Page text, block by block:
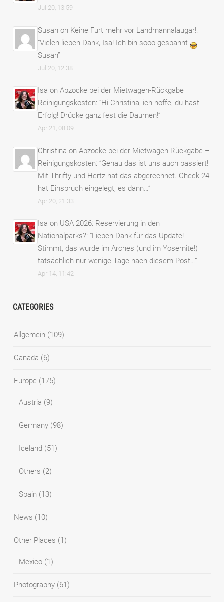
Jul 20, 13:59
Susan on Keine Furt mehr vor Landmannalaugar!:
“Vielen lieben Dank, Isa! Ich bin sooo gespannt
Susan”
Jul 20, 12:38
Isa onAbzocke bei der Mietwagen-Rückgabe –
Reinigungskosten: “Hi Christina, ich hoffe, du hast
Erfolg! Drücke ganz fest die Daumen!”
Apr 21, 08:09
Christina onAbzocke bei der Mietwagen-Rückgabe –
Reinigungskosten: “Genau das ist uns auch passiert!
Mit Thrifty und Hertz hat das abgerechnet. Check 24
hat Einspruch eingelegt, es dann…”
Apr 20, 21:33
Isa on USA 2026: Reservierung in den
Nationalparks?: “Lieben Dank für das Update!
Stimmt, das wurde im Arches (und im Yosemite!)
tatsächlich nur wenige Tage nach diesem Post…”
Apr 14, 11:42
CATEGORIES
Allgemein (109)
Canada (6)
Europe (175)
Austria (9)
Germany (98)
Iceland (51)
Others (2)
Spain (13)
News (10)
Other Places (1)
Mexico (1)
Photography (61)